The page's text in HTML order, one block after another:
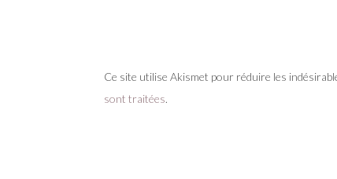
Ce site utilise Akismet pour réduire les
sont traitées.